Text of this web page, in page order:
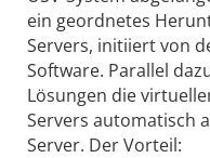
ein geordnetes
Servers, initiiert von
Software. Parallel
Lösungen die
Servers automatisch
Server. Der Vorteil: